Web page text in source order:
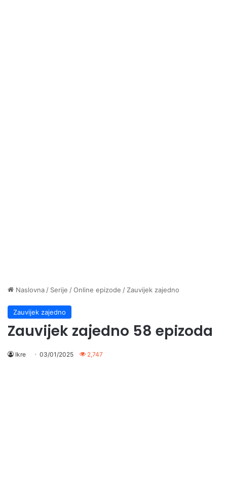
Naslovna / Serije /Online epizode / Zauvijek zajedno
Zauvijek zajedno
Zauvijek zajedno 58 epizoda
Ikre 03/01/2025 2,747